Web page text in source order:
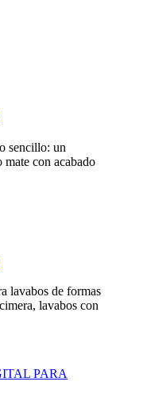
sencillo: un
con acabado
lavabos de formas
lavabos con